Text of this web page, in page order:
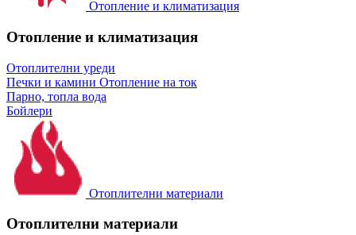
Отопление и климатизация
Отопление и климатизация
Отоплителни уреди
Печки и камини Отопление на ток
Парно, топла вода
Бойлери
Отоплителни материали
Отоплителни материали